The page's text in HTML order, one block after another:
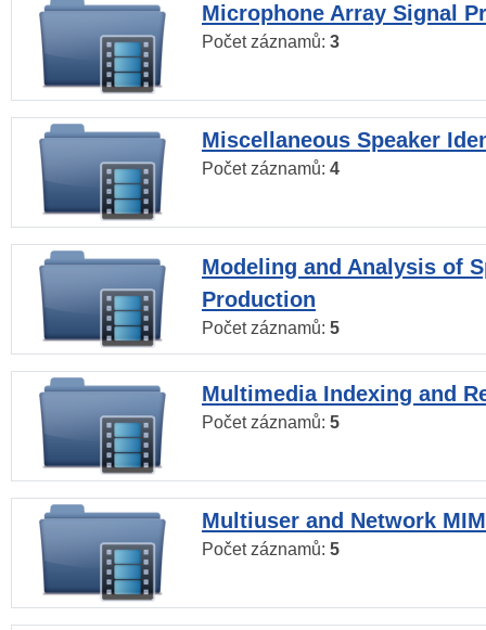
Microphone Array Signal
Počet záznamů: 3
Miscellaneous Speaker
Počet záznamů: 4
Modeling and Analysis of
Production
Počet záznamů: 5
Multimedia Indexing and
Počet záznamů: 5
Multiuser and Network
Počet záznamů: 5